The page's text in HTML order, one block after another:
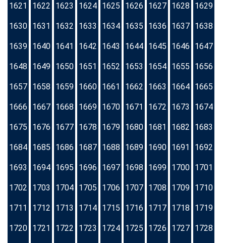
1621 1622 1623 1624 1625 1626 1627 1628 1629
1630 1631 1632 1633 1634 1635 1636 1637 1638
1639 1640 1641 1642 1643 1644 1645 1646 1647
1648 1649 1650 1651 1652 1653 1654 1655 1656
1657 1658 1659 1660 1661 1662 1663 1664 1665
1666 1667 1668 1669 1670 1671 1672 1673 1674
1675 1676 1677 1678 1679 1680 1681 1682 1683
1684 1685 1686 1687 1688 1689 1690 1691 1692
1693 1694 1695 1696 1697 1698 1699 1700 1701
1702 1703 1704 1705 1706 1707 1708 1709 1710
1711 1712 1713 1714 1715 1716 1717 1718 1719
1720 1721 1722 1723 1724 1725 1726 1727 1728